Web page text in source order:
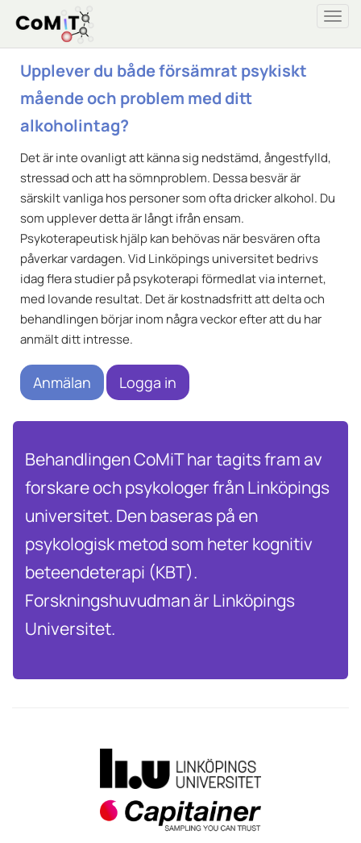
Upplever du både försämrat psykiskt
mående och problem med ditt
alkoholintag?
Det är inte ovanligt att känna sig nedstämd, ångestfylld,
stressad och att ha sömnproblem. Dessa besvär är
särskilt vanliga hos personer som ofta dricker alkohol. Du
som upplever detta är långt ifrån ensam.
Psykoterapeutisk hjälp kan behövas när besvären ofta
påverkar vardagen. Vid Linköpings universitet bedrivs
idag flera studier på psykoterapi förmedlat via internet,
med lovande resultat. Det är kostnadsfritt att delta och
behandlingen börjar inom några veckor efter att du har
anmält ditt intresse.
Anmälan Logga in
Behandlingen CoMiT har tagits fram av
forskare och psykologer från Linköpings
universitet. Den baseras på en
psykologisk metod som heter kognitiv
beteendeterapi (KBT).
Forskningshuvudman är Linköpings
Universitet.